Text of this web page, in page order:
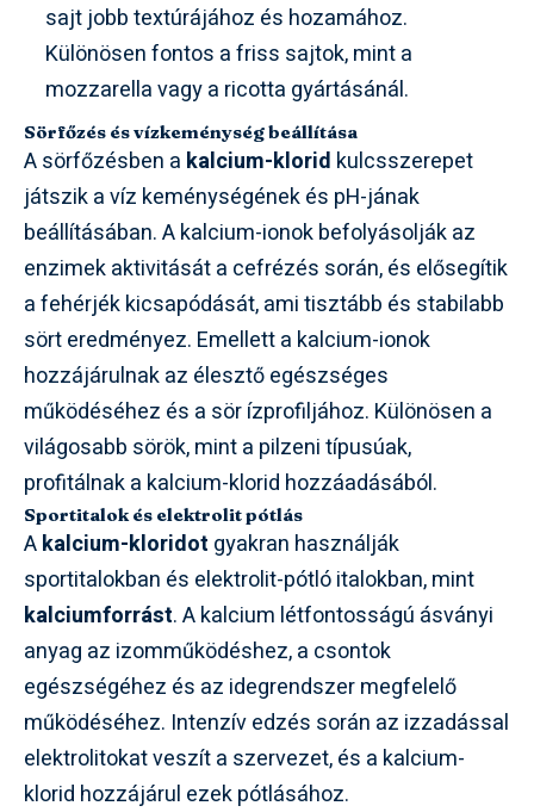
sajt jobb textúrájához és hozamához.
Különösen fontos a friss sajtok, mint a
mozzarella vagy a ricotta gyártásánál.
Sörfőzés és vízkeménység beállítása
A sörfőzésben a kalcium-klorid kulcsszerepet
játszik a víz keménységének és pH-jának
beállításában. A kalcium-ionok befolyásolják az
enzimek aktivitását a cefrézés során, és elősegítik
a fehérjék kicsapódását, ami tisztább és stabilabb
sört eredményez. Emellett a kalcium-ionok
hozzájárulnak az élesztő egészséges
működéséhez és a sör ízprofiljához. Különösen a
világosabb sörök, mint a pilzeni típusúak,
profitálnak a kalcium-klorid hozzáadásából.
Sportitalok és elektrolit pótlás
Akalcium-kloridot gyakran használják
sportitalokban és elektrolit-pótló italokban, mint
kalciumforrást. A kalcium létfontosságú ásványi
anyag az izomműködéshez, a csontok
egészségéhez és az idegrendszer megfelelő
működéséhez. Intenzív edzés során az izzadással
elektrolitokat veszít a szervezet, és a kalcium-
klorid hozzájárul ezek pótlásához.